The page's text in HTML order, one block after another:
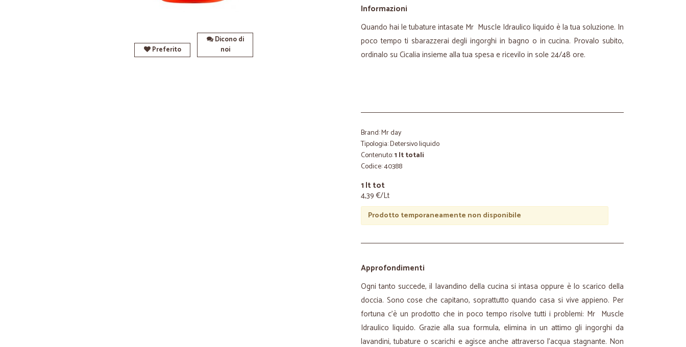
Preferito
Dicono di
noi
Informazioni
Quando hai le tubature intasate Mr Muscle Idraulico liquido è la tua soluzione. In
poco tempo ti sbarazzerai degli ingorghi in bagno o in cucina. Provalo subito,
ordinalo su Cicalia insieme alla tua spesa e ricevilo in sole 24/48 ore.
Brand: Mr day
Tipologia: Detersivo liquido
Contenuto:1 lt totali
Codice: 40388
1 lt tot
4,39 €/Lt
Prodotto temporaneamente non disponibile
Approfondimenti
Ogni tanto succede, il lavandino della cucina si intasa oppure è lo scarico della
doccia. Sono cose che capitano, soprattutto quando casa si vive appieno. Per
fortuna c’è un prodotto che in poco tempo risolve tutti i problemi: Mr Muscle
Idraulico liquido. Grazie alla sua formula, elimina in un attimo gli ingorghi da
lavandini, tubature o scarichi e agisce anche attraverso l’acqua stagnante. Non